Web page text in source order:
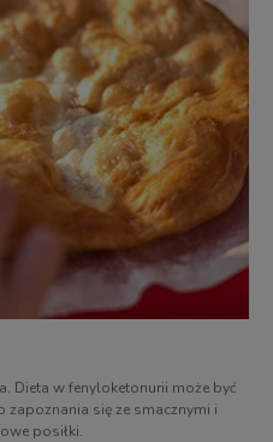
Dieta w fenyloketonurii może być
się ze smacznymi i
posiłki.